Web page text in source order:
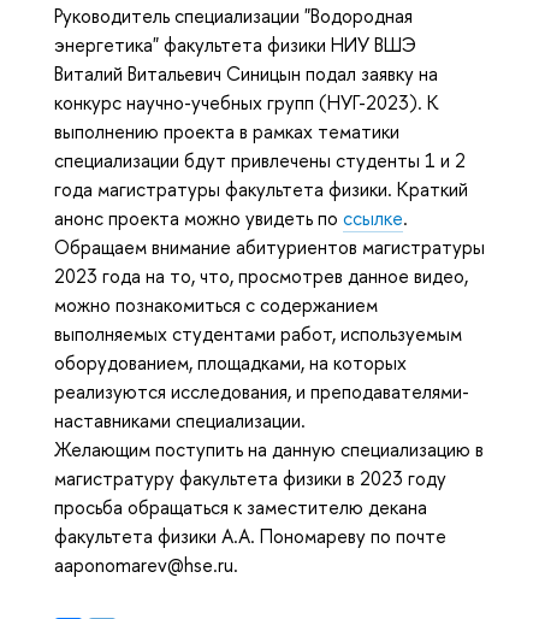
Руководитель специализации "Водородная
энергетика" факультета физики НИУ ВШЭ
Виталий Витальевич Синицын подал заявку на
конкурс научно-учебных групп (НУГ-2023). К
выполнению проекта в рамках тематики
специализации бдут привлечены студенты 1 и 2
года магистратуры факультета физики. Краткий
анонс проекта можно увидеть по ссылке.
Обращаем внимание абитуриентов магистратуры
2023 года на то, что, просмотрев данное видео,
можно познакомиться с содержанием
выполняемых студентами работ, используемым
оборудованием, площадками, на которых
реализуются исследования, и преподавателями-
наставниками специализации.
Желающим поступить на данную специализацию в
магистратуру факультета физики в 2023 году
просьба обращаться к заместителю декана
факультета физики А.А. Пономареву по почте
aaponomarev@hse.ru.